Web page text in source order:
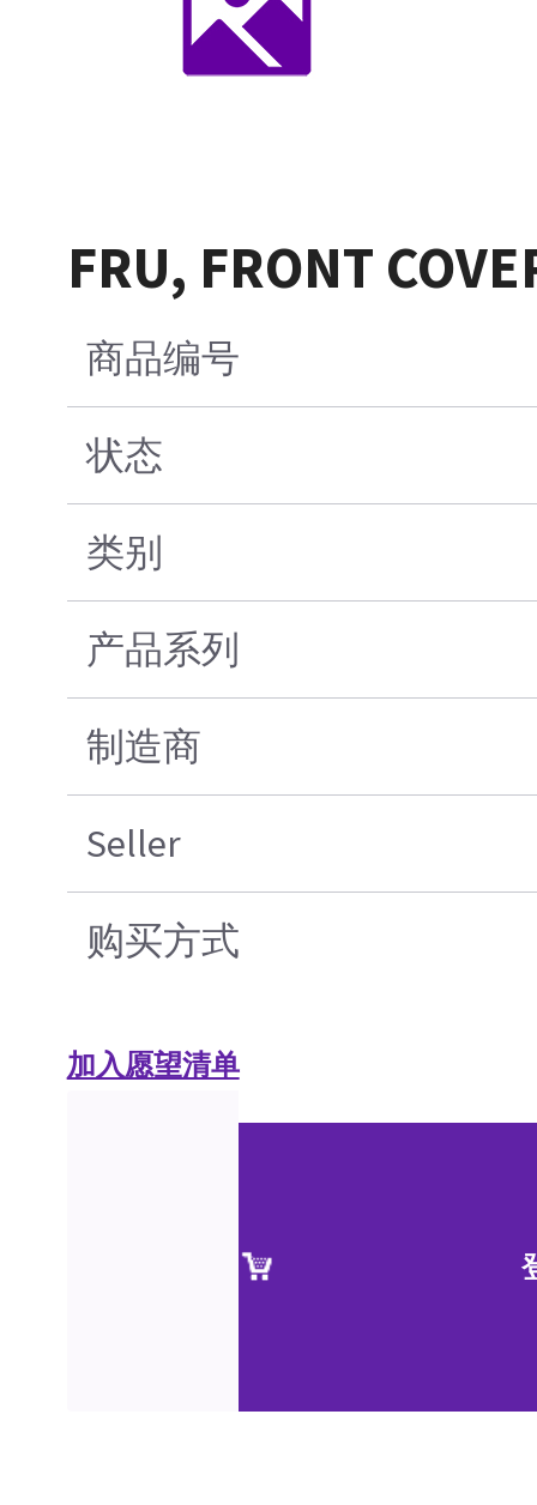
FRU, FRONT
商品编号
状态
类别
产品系列
制造商
Seller
购买方式
加入愿望清单